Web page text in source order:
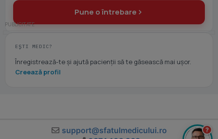
Pune o întrebare
EȘTI MEDIC?
Înregistrează-te și ajută pacienții să te găsească mai ușor.
Creează profil
support@sfatulmedicului.ro
?